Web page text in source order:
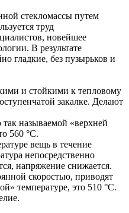
стекломассы путем
труд
новейшее
В результате
гладкие, без пузырьков и
и стойкими к тепловому
закалке. Делают
так называемой «верхней
560 °C.
вещь в течение
непосредственно
напряжение снижается.
скоростью, приводят
температуре, это 510 °C.